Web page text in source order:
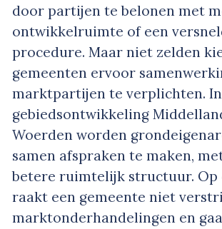
door partijen te belonen met
ontwikkelruimte of een
procedure. Maar niet zelden
gemeenten ervoor
marktpartijen te verplichten. In
gebiedsontwikkeling
Woerden worden
samen afspraken te maken,
betere ruimtelijk structuur. Op
raakt een gemeente niet
marktonderhandelingen en